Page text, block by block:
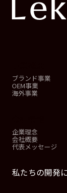
ブランド事業
OEM事業
海外事業
企業理念
会社概要
代表メッセージ
私たちの開発